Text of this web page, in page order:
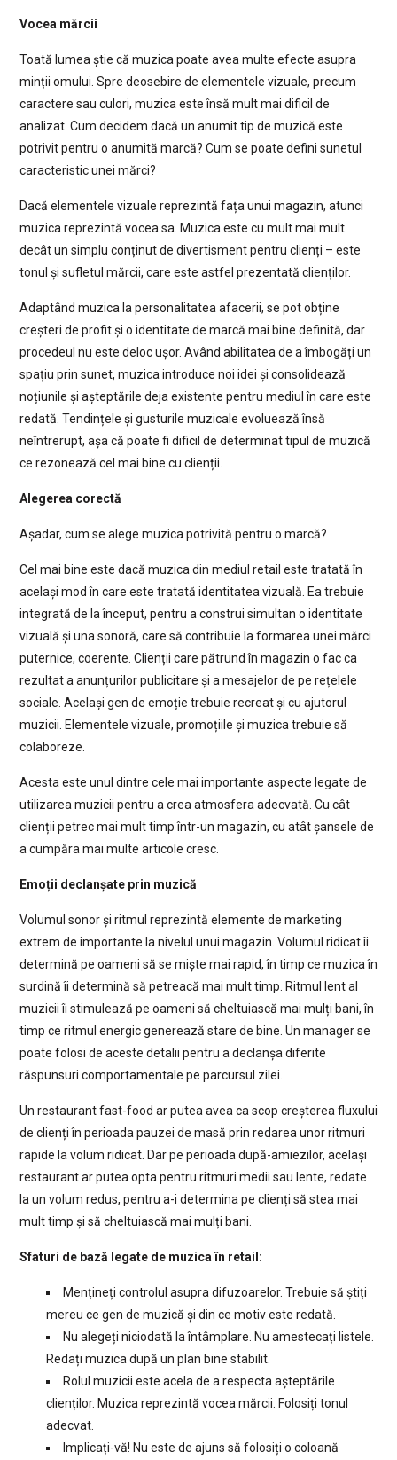
Vocea mărcii
Toată lumea știe că muzica poate avea multe efecte asupra
minții omului. Spre deosebire de elementele vizuale, precum
caractere sau culori, muzica este însă mult mai dificil de
analizat. Cum decidem dacă un anumit tip de muzică este
potrivit pentru o anumită marcă? Cum se poate defini sunetul
caracteristic unei mărci?
Dacă elementele vizuale reprezintă fața unui magazin, atunci
muzica reprezintă vocea sa. Muzica este cu mult mai mult
decât un simplu conținut de divertisment pentru clienți – este
tonul și sufletul mărcii, care este astfel prezentată clienților.
Adaptând muzica la personalitatea afacerii, se pot obține
creșteri de profit și o identitate de marcă mai bine definită, dar
procedeul nu este deloc ușor. Având abilitatea de a îmbogăți un
spațiu prin sunet, muzica introduce noi idei și consolidează
noțiunile și așteptările deja existente pentru mediul în care este
redată. Tendințele și gusturile muzicale evoluează însă
neîntrerupt, așa că poate fi dificil de determinat tipul de muzică
ce rezonează cel mai bine cu clienții.
Alegerea corectă
Așadar, cum se alege muzica potrivită pentru o marcă?
Cel mai bine este dacă muzica din mediul retail este tratată în
același mod în care este tratată identitatea vizuală. Ea trebuie
integrată de la început, pentru a construi simultan o identitate
vizuală și una sonoră, care să contribuie la formarea unei mărci
puternice, coerente. Clienții care pătrund în magazin o fac ca
rezultat a anunțurilor publicitare și a mesajelor de pe rețelele
sociale. Același gen de emoție trebuie recreat și cu ajutorul
muzicii. Elementele vizuale, promoțiile și muzica trebuie să
colaboreze.
Acesta este unul dintre cele mai importante aspecte legate de
utilizarea muzicii pentru a crea atmosfera adecvată. Cu cât
clienții petrec mai mult timp într-un magazin, cu atât șansele de
a cumpăra mai multe articole cresc.
Emoții declanșate prin muzică
Volumul sonor și ritmul reprezintă elemente de marketing
extrem de importante la nivelul unui magazin. Volumul ridicat îi
determină pe oameni să se miște mai rapid, în timp ce muzica în
surdină îi determină să petreacă mai mult timp. Ritmul lent al
muzicii îi stimulează pe oameni să cheltuiască mai mulți bani, în
timp ce ritmul energic generează stare de bine. Un manager se
poate folosi de aceste detalii pentru a declanșa diferite
răspunsuri comportamentale pe parcursul zilei.
Un restaurant fast-food ar putea avea ca scop creșterea fluxului
de clienți în perioada pauzei de masă prin redarea unor ritmuri
rapide la volum ridicat. Dar pe perioada după-amiezilor, același
restaurant ar putea opta pentru ritmuri medii sau lente, redate
la un volum redus, pentru a-i determina pe clienți să stea mai
mult timp și să cheltuiască mai mulți bani.
Sfaturi de bază legate de muzica în retail:
Mențineți controlul asupra difuzoarelor. Trebuie să știți
mereu ce gen de muzică și din ce motiv este redată.
Nu alegeți niciodată la întâmplare. Nu amestecați listele.
Redați muzica după un plan bine stabilit.
Rolul muzicii este acela de a respecta așteptările
clienților. Muzica reprezintă vocea mărcii. Folosiți tonul
adecvat.
Implicați-vă! Nu este de ajuns să folosiți o coloană